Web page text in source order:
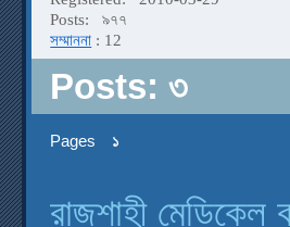
Posts:
৯৭৭
সম্মাননা : 12
Posts: ৩
Pages ১
রাজশাহী